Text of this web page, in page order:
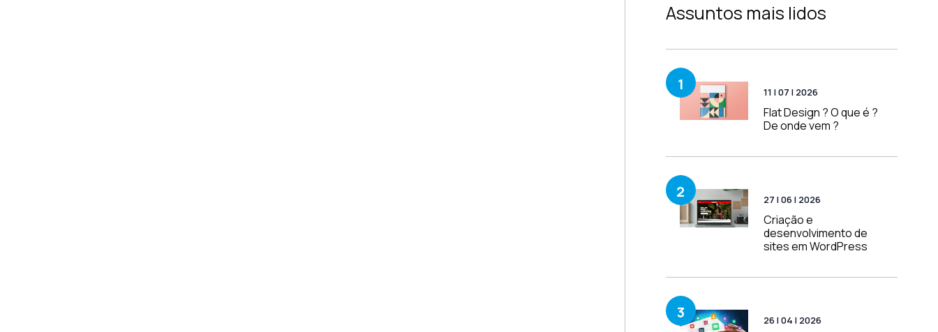
Assuntos mais lidos
1 11 | 07 | 2026
Flat Design ? O que é ?
De onde vem ?
2 27 | 06 | 2026
Criação e
desenvolvimento de
sites em WordPress
3 26 | 04 | 2026